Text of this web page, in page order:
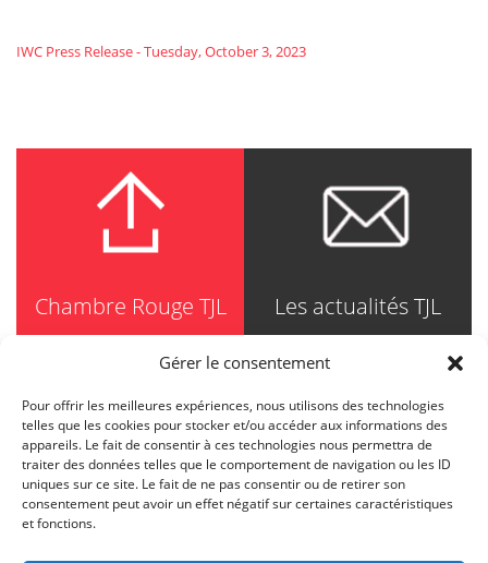
Gérer le consentement
Pour offrir les meilleures expériences, nous utilisons des technologies
telles que les cookies pour stocker et/ou accéder aux informations des
appareils. Le fait de consentir à ces technologies nous permettra de
traiter des données telles que le comportement de navigation ou les ID
uniques sur ce site. Le fait de ne pas consentir ou de retirer son
consentement peut avoir un effet négatif sur certaines caractéristiques
et fonctions.
IWC Press Release - Tuesday, October 3, 2023
Chambre Rouge TJL Les actualités TJL
TRUDEL JOHNSTON & LESPÉRANCE
Avocats / Barristers & Solicitors
750, Côte de la Place d'Armes, Suite 90
Montréal (Quebec) H2Y 2X8
T514 871-8385
1-844-588-8385